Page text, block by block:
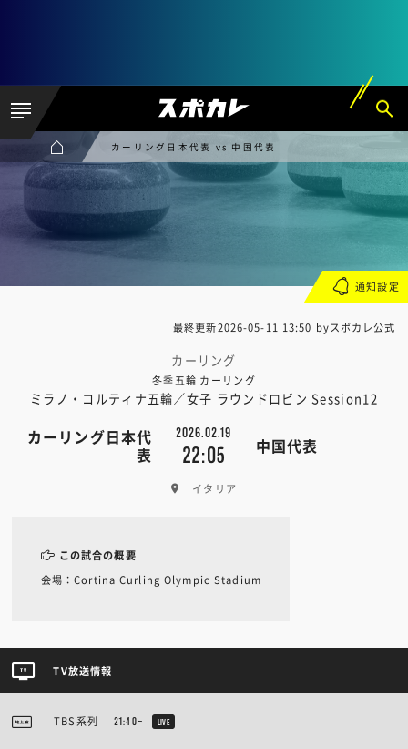
カーリング日本代表 vs 中国代表
最終更新2026-05-11 13:50 byスポカレ公式
カーリング
冬季五輪 カーリング
ミラノ・コルティナ五輪／女子 ラウンドロビン Session12
カーリング日本代
表
2026.02.19
22:05 中国代表
イタリア
通知設定
この試合の概要
会場：Cortina Curling Olympic Stadium
TV放送情報
TBS系列 21:40~ LIVE